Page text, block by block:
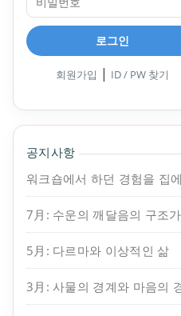
로그인
회원가입 | ID / PW 찾기
공지사항
5月: 다르마와 이상적인 삶
3月: 사물의 경계와 마음의